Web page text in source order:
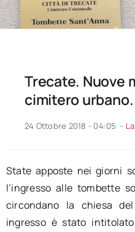
Trecate. Nuove
cimitero urbano.
24 Ottobre 2018 - 04:05 -
State apposte nei giorni
l’ingresso alle tombette
circondano la chiesa
ingresso è stato